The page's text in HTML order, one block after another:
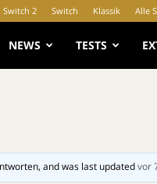
Switch 2 Switch Klassik Alle
MANIAC.de
NEWS TESTS
and was last updatedvor